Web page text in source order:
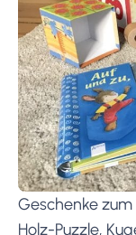
Geschenke zum
Holz-Puzzle,